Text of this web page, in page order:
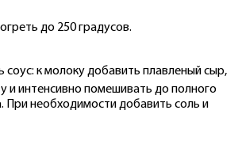
до 250 градусов.
соус: к молоку добавить плавленый сыр,
и интенсивно помешивать до полного
При необходимости добавить соль и